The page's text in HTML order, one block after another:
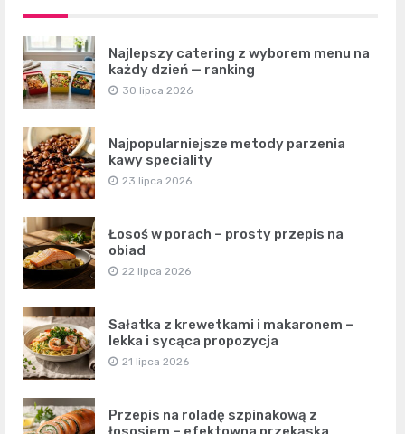
Najlepszy catering z wyborem menu na
każdy dzień — ranking
30 lipca 2026
Najpopularniejsze metody parzenia
kawy speciality
23 lipca 2026
Łosoś w porach – prosty przepis na
obiad
22 lipca 2026
Sałatka z krewetkami i makaronem –
lekka i sycąca propozycja
21 lipca 2026
Przepis na roladę szpinakową z